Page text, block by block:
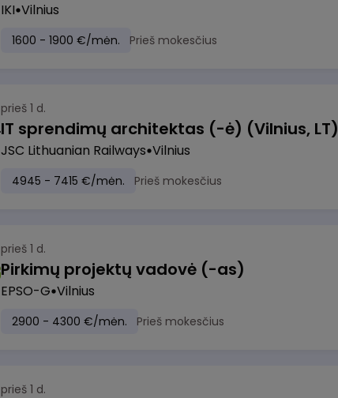
IKI Vilnius
1600 - 1900 €/mėn. Prieš mokesčius
prieš 1 d.
IT sprendimų architektas (-ė) (Vilnius, LT)
JSC Lithuanian Railways Vilnius
4945 - 7415 €/mėn. Prieš mokesčius
prieš 1 d.
Pirkimų projektų vadovė (-as)
EPSO-G Vilnius
2900 - 4300 €/mėn. Prieš mokesčius
prieš 1 d.